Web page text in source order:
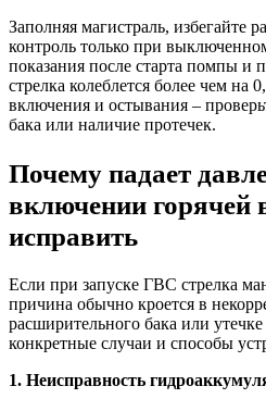
Заполняя магистраль, избегайте
контроль только при
показания после старта помпы и
стрелка колеблется более чем на
включения и остывания –
бака или наличие протечек.
Почему падает
включении горячей
исправить
Если при запуске ГВС стрелка
причина обычно кроется в
расширительного бака или
конкретные случаи и способы
1. Неисправность